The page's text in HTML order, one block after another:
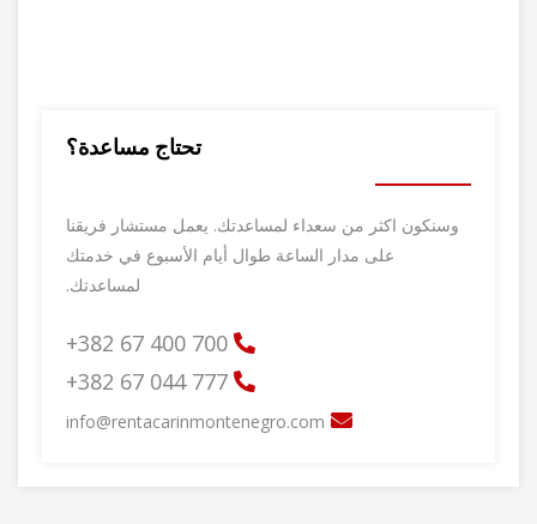
تحتاج مساعدة؟
وسنكون اكثر من سعداء لمساعدتك. يعمل مستشار فريقنا
على مدار الساعة طوال أيام الأسبوع في خدمتك
لمساعدتك.
700 400 67 382+
777 044 67 382+
info@rentacarinmontenegro.com